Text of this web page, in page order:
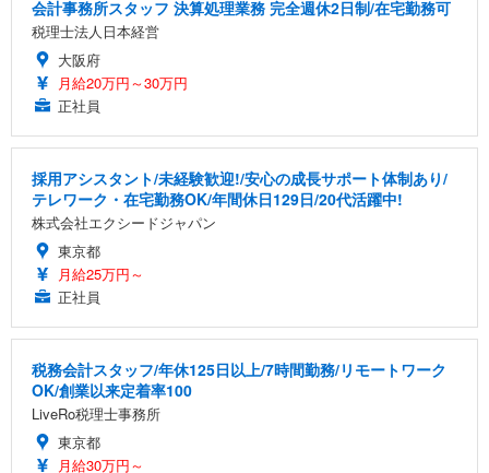
会計事務所スタッフ 決算処理業務 完全週休2日制/在宅勤務可
税理士法人日本経営
大阪府
月給20万円～30万円
正社員
採用アシスタント/未経験歓迎!/安心の成長サポート体制あり/
テレワーク・在宅勤務OK/年間休日129日/20代活躍中!
株式会社エクシードジャパン
東京都
月給25万円～
正社員
税務会計スタッフ/年休125日以上/7時間勤務/リモートワーク
OK/創業以来定着率100
LiveRo税理士事務所
東京都
月給30万円～